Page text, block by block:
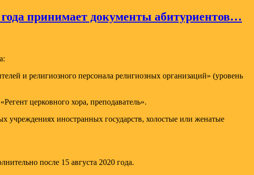
года принимает документы абитуриентов…
и религиозного персонала религиозных организаций» (уровень
церковного хора, преподаватель».
учреждениях иностранных государств, холостые или женатые
после 15 августа 2020 года.